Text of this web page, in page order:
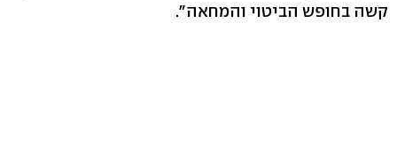
קשה בחופש הביטוי והמחאה".